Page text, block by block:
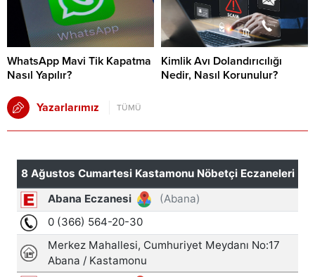
WhatsApp Mavi Tik Kapatma
Nasıl Yapılır?
Kimlik Avı Dolandırıcılığı
Nedir, Nasıl Korunulur?
Yazarlarımız TÜMÜ